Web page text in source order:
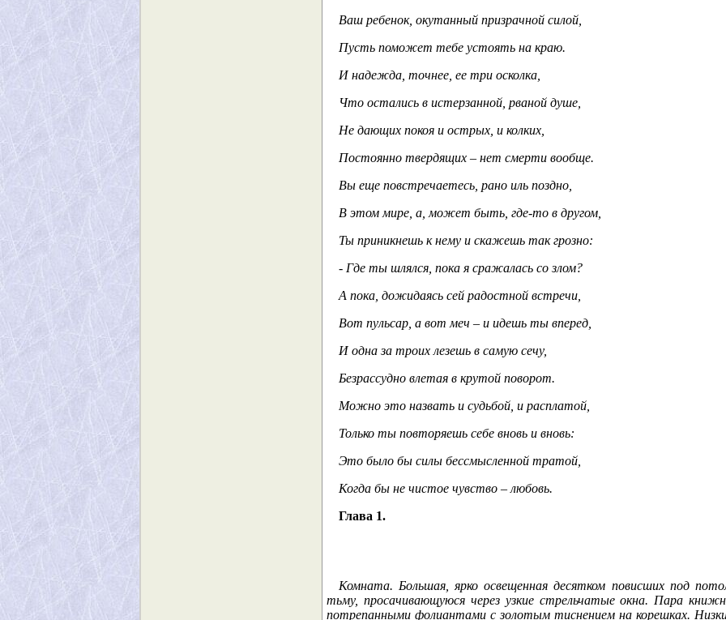
Ваш ребенок, окутанный призрачной силой,
Пусть поможет тебе устоять на краю.
И надежда, точнее, ее три осколка,
Что остались в истерзанной, рваной душе,
Не дающих покоя и острых, и колких,
Постоянно твердящих – нет смерти вообще.
Вы еще повстречаетесь, рано иль поздно,
В этом мире, а, может быть, где-то в другом,
Ты приникнешь к нему и скажешь так грозно:
- Где ты шлялся, пока я сражалась со злом?
А пока, дожидаясь сей радостной встречи,
Вот пульсар, а вот меч – и идешь ты вперед,
И одна за троих лезешь в самую сечу,
Безрассудно влетая в крутой поворот.
Можно это назвать и судьбой, и расплатой,
Только ты повторяешь себе вновь и вновь:
Это было бы силы бессмысленной тратой,
Когда бы не чистое чувство – любовь.
Глава 1.
Комната. Большая, ярко освещенная десятком повисших под
тьму, просачивающуюся через узкие стрельчатые окна. Пара
потрепанными фолиантами с золотым тиснением на корешках.